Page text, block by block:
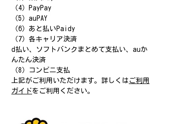
（4）PayPay
（5）auPAY
（6）あと払いPaidy
（7）各キャリア決済
d払い、ソフトバンクまとめて支払い、auか
んたん決済
（8）コンビニ支払
上記がご利用いただけます。詳しくは ご利用
ガイドをご利用ください。